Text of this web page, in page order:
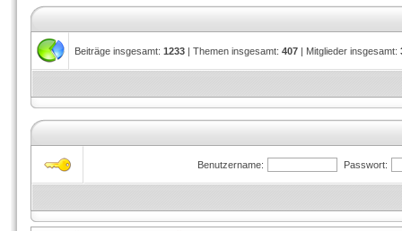
Beiträge insgesamt: 1233 | Themen insgesamt: 407 | Mitglieder insgesamt:
Benutzername: Passwort: